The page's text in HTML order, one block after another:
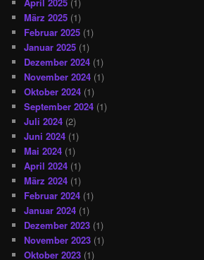
März 2025 (1)
Februar 2025 (1)
Januar 2025 (1)
Dezember 2024 (1)
November 2024 (1)
Oktober 2024 (1)
September 2024 (1)
Juli 2024 (2)
Juni 2024 (1)
Mai 2024 (1)
April 2024 (1)
März 2024 (1)
Februar 2024 (1)
Januar 2024 (1)
Dezember 2023 (1)
November 2023 (1)
Oktober 2023 (1)